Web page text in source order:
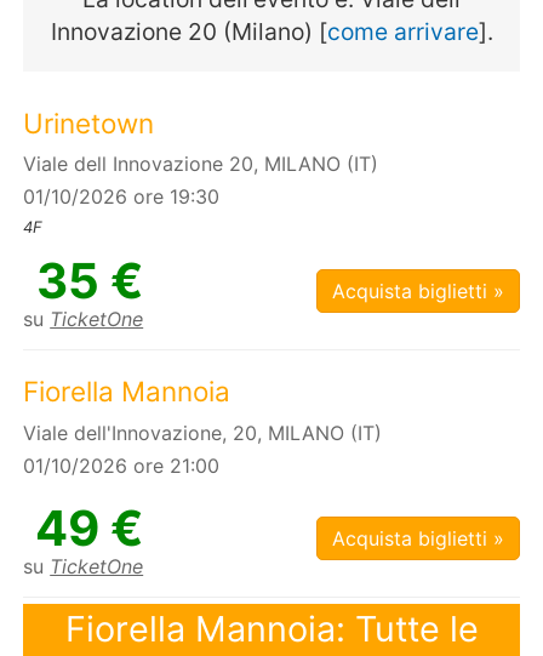
Innovazione 20 (Milano) [come arrivare].
Urinetown
Viale dell Innovazione 20, MILANO (IT)
01/10/2026 ore 19:30
4F
35 €
su TicketOne
Acquista biglietti »
Fiorella Mannoia
Viale dell'Innovazione, 20, MILANO (IT)
01/10/2026 ore 21:00
49 €
su TicketOne
Acquista biglietti »
Fiorella Mannoia: Tutte le